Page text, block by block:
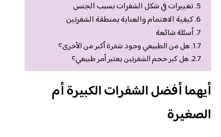
تغييرات في شكل الشفرات بسبب الجنس
كيفية الاهتمام والعناية بمنطقة الشفرتين
أسئلة شائعة
هل من الطبيعي وجود شفرة أكبر من الأخرى؟
هل كبر حجم الشفرتين يعتبر أمر طبيعي؟
أيهما أفضل الشفرات الكبيرة أم
الصغيرة